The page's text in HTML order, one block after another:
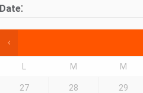
Date:
L M M
27 28 29